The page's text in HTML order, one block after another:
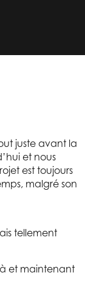
juste avant la
et nous
est toujours
malgré son
tellement
et maintenant